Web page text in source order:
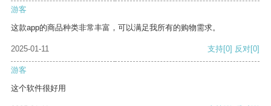
游客
这款app的商品种类非常丰富，可以满足我所有的购物需求。
2025-01-11 支持[0] 反对[0]
游客
这个软件很好用